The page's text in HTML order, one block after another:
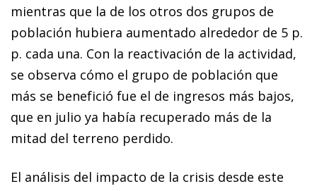
mientras que la de los otros dos grupos de
población hubiera aumentado alrededor de 5 p.
p. cada una. Con la reactivación de la actividad,
se observa cómo el grupo de población que
más se benefició fue el de ingresos más bajos,
que en julio ya había recuperado más de la
mitad del terreno perdido.
El análisis del impacto de la crisis desde este